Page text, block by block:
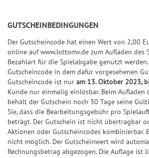
R
6
G
l
ü
c
k
s
S
p
i
n
n
e
F
e
h
l
e
S
U
P
E
R
6
S
U
P
E
R
6
Natu
und
Um
welt
schu
dan
k
BIN
GO!
C
a
n
c
e
S
p
i
e
l
n
G
l
ü
c
k
s
-
T
i
G
w
i
n
n
z
a
h
l
e
n
e
it
u
n
g
G
e
w
i
GUTSCHEINBEDINGUNGEN
Der Gutscheincode hat einen Wert von 2,00
online auf www.lottomv.de zum Aufladen des
Bezahlart für die Spielabgabe genutzt
Gutscheincode in dem dafür vorgesehenen
Gutscheincode ist nur am 13. Oktober 2023,
Kunde nur einmalig einlösbar. Beim Aufladen
behält der Gutschein noch 30 Tage seine
Sie, dass die Bearbeitungsgebühr pro
beträgt. Der Gutschein ist nicht übertragbar
Aktionen oder Gutscheincodes kombinierbar.
nicht möglich. Der Gutscheinwert wird
Rechnungsbetrag abgezogen. Die Auflage ist